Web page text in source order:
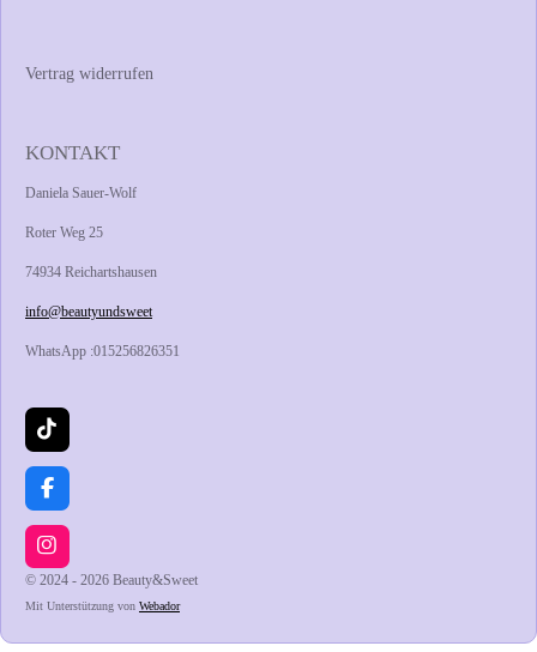
Vertrag widerrufen
KONTAKT
Daniela Sauer-Wolf
Roter Weg 25
74934 Reichartshausen
info@beautyundsweet
WhatsApp :015256826351
T
i
k
T
o
k
F
a
c
e
b
o
o
I
n
t
© 2024 - 2026 Beauty&Sweet
Mit Unterstützung von Webador